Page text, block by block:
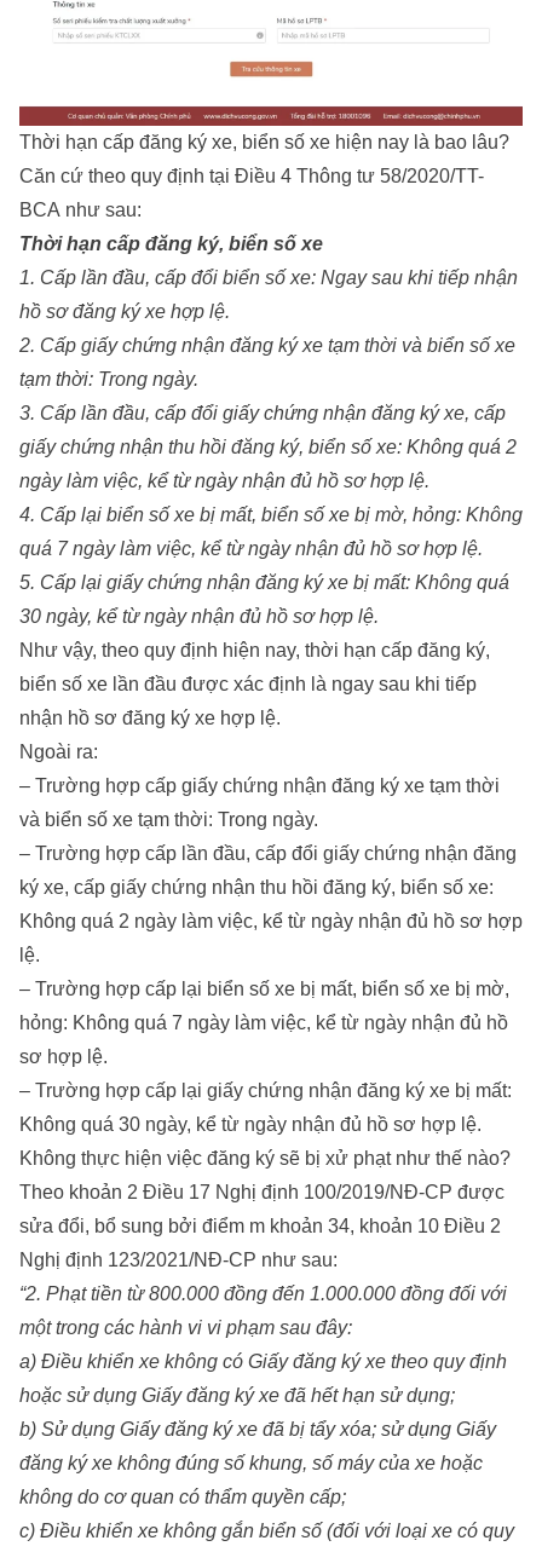
Thời hạn cấp đăng ký xe, biển số xe hiện nay là bao lâu?
Căn cứ theo quy định tại Điều 4 Thông tư 58/2020/TT-
BCA như sau:
Thời hạn cấp đăng ký, biển số xe
1. Cấp lần đầu, cấp đổi biển số xe: Ngay sau khi tiếp nhận
hồ sơ đăng ký xe hợp lệ.
2. Cấp giấy chứng nhận đăng ký xe tạm thời và biển số xe
tạm thời: Trong ngày.
3. Cấp lần đầu, cấp đổi giấy chứng nhận đăng ký xe, cấp
giấy chứng nhận thu hồi đăng ký, biển số xe: Không quá 2
ngày làm việc, kể từ ngày nhận đủ hồ sơ hợp lệ.
4. Cấp lại biển số xe bị mất, biển số xe bị mờ, hỏng: Không
quá 7 ngày làm việc, kể từ ngày nhận đủ hồ sơ hợp lệ.
5. Cấp lại giấy chứng nhận đăng ký xe bị mất: Không quá
30 ngày, kể từ ngày nhận đủ hồ sơ hợp lệ.
Như vậy, theo quy định hiện nay, thời hạn cấp đăng ký,
biển số xe lần đầu được xác định là ngay sau khi tiếp
nhận hồ sơ đăng ký xe hợp lệ.
Ngoài ra:
– Trường hợp cấp giấy chứng nhận đăng ký xe tạm thời
và biển số xe tạm thời: Trong ngày.
– Trường hợp cấp lần đầu, cấp đổi giấy chứng nhận đăng
ký xe, cấp giấy chứng nhận thu hồi đăng ký, biển số xe:
Không quá 2 ngày làm việc, kể từ ngày nhận đủ hồ sơ hợp
lệ.
– Trường hợp cấp lại biển số xe bị mất, biển số xe bị mờ,
hỏng: Không quá 7 ngày làm việc, kể từ ngày nhận đủ hồ
sơ hợp lệ.
– Trường hợp cấp lại giấy chứng nhận đăng ký xe bị mất:
Không quá 30 ngày, kể từ ngày nhận đủ hồ sơ hợp lệ.
Không thực hiện việc đăng ký sẽ bị xử phạt như thế nào?
Theo khoản 2 Điều 17 Nghị định 100/2019/NĐ-CP được
sửa đổi, bổ sung bởi điểm m khoản 34, khoản 10 Điều 2
Nghị định 123/2021/NĐ-CP như sau:
“2. Phạt tiền từ 800.000 đồng đến 1.000.000 đồng đối với
một trong các hành vi vi phạm sau đây:
a) Điều khiển xe không có Giấy đăng ký xe theo quy định
hoặc sử dụng Giấy đăng ký xe đã hết hạn sử dụng;
b) Sử dụng Giấy đăng ký xe đã bị tẩy xóa; sử dụng Giấy
đăng ký xe không đúng số khung, số máy của xe hoặc
không do cơ quan có thẩm quyền cấp;
c) Điều khiển xe không gắn biển số (đối với loại xe có quy